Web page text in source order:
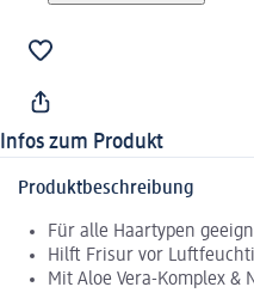
Infos zum Produkt
Produktbeschreibung
Für alle Haartypen
Hilft Frisur vor
Mit Aloe Vera-Komplex &